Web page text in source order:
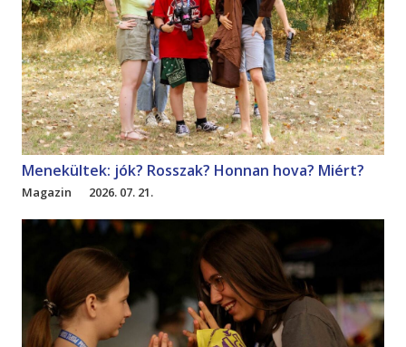
Menekültek: jók? Rosszak? Honnan hova? Miért?
Magazin 2026. 07. 21.